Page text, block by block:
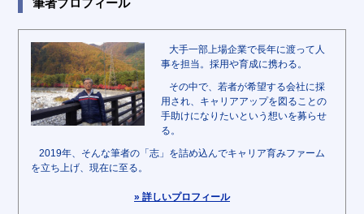
大手一部上場企業で長年に渡って人
事を担当。採用や育成に携わる。
その中で、若者が希望する会社に採
用され、キャリアアップを図ることの
手助けになりたいという想いを募らせ
る。
2019年、そんな筆者の「志」を詰め込んでキャリア育みファーム
を立ち上げ、現在に至る。
» 詳しいプロフィール